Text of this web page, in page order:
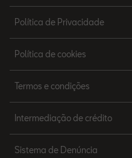
Política de Privacidade
Política de cookies
Termos e condições
Intermediação de crédito
Sistema de Denúncia